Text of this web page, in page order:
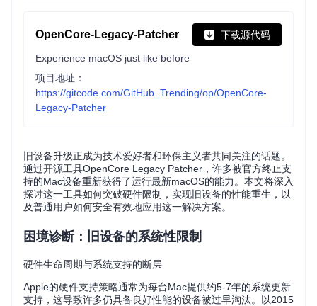
OpenCore-Legacy-Patcher 下载源代码
Experience macOS just like before
项目地址：
https://gitcode.com/GitHub_Trending/op/OpenCore-
Legacy-Patcher
旧设备升级正成为技术爱好者和环保主义者共同关注的话题。
通过开源工具OpenCore Legacy Patcher，许多被官方终止支
持的Mac设备重新获得了运行最新macOS的能力。本文将深入
探讨这一工具如何突破硬件限制，实现旧设备的性能重生，以
及普通用户如何安全有效地应用这一解决方案。
困境诊断：旧设备的系统性限制
硬件生命周期与系统支持的断层
Apple的硬件支持策略通常为每台Mac提供约5-7年的系统更新
支持，这导致许多仍具备良好性能的设备被过早淘汰。以2015